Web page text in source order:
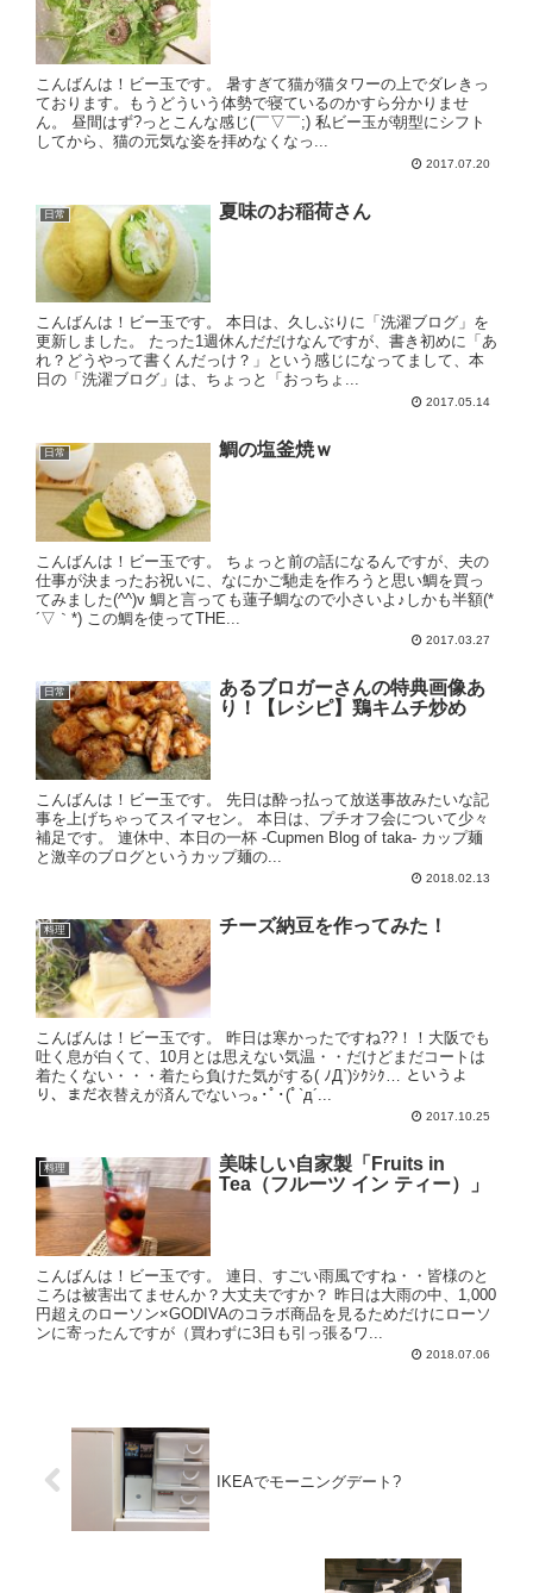
こんばんは！ビー玉です。 暑すぎて猫が猫タワーの上でダレきっ
ております。もうどういう体勢で寝ているのかすら分かりませ
ん。 昼間はず?っとこんな感じ(￣▽￣;) 私ビー玉が朝型にシフト
してから、猫の元気な姿を拝めなくなっ...
2017.07.20
日常 夏味のお稲荷さん
こんばんは！ビー玉です。 本日は、久しぶりに「洗濯ブログ」を
更新しました。 たった1週休んだだけなんですが、書き初めに「あ
れ？どうやって書くんだっけ？」という感じになってまして、本
日の「洗濯ブログ」は、ちょっと「おっちょ...
2017.05.14
日常 鯛の塩釜焼ｗ
こんばんは！ビー玉です。 ちょっと前の話になるんですが、夫の
仕事が決まったお祝いに、なにかご馳走を作ろうと思い鯛を買っ
てみました(^^)v 鯛と言っても蓮子鯛なので小さいよ♪しかも半額(*
´▽｀*) この鯛を使ってTHE...
2017.03.27
日常
あるブロガーさんの特典画像あ
り！【レシピ】鶏キムチ炒め
こんばんは！ビー玉です。 先日は酔っ払って放送事故みたいな記
事を上げちゃってスイマセン。 本日は、プチオフ会について少々
補足です。 連休中、本日の一杯 -Cupmen Blog of taka- カップ麺
と激辛のブログというカップ麺の...
2018.02.13
料理 チーズ納豆を作ってみた！
こんばんは！ビー玉です。 昨日は寒かったですね??！！大阪でも
吐く息が白くて、10月とは思えない気温・・だけどまだコートは
着たくない・・・着たら負けた気がする( ﾉД`)ｼｸｼｸ… というよ
り、まだ衣替えが済んでないっ｡･ﾟ･(ﾟ`д´...
2017.10.25
料理
美味しい自家製「Fruits in
Tea（フルーツ イン ティー）」
こんばんは！ビー玉です。 連日、すごい雨風ですね・・皆様のと
ころは被害出てませんか？大丈夫ですか？ 昨日は大雨の中、1,000
円超えのローソン×GODIVAのコラボ商品を見るためだけにローソ
ンに寄ったんですが（買わずに3日も引っ張るワ...
2018.07.06
IKEAでモーニングデート?